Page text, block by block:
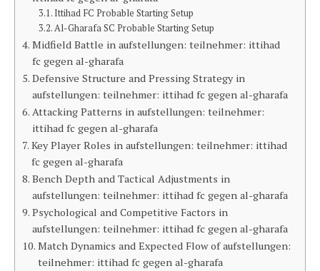
Ittihad FC Probable Starting Setup
Al-Gharafa SC Probable Starting Setup
Midfield Battle in aufstellungen: teilnehmer: ittihad
fc gegen al-gharafa
Defensive Structure and Pressing Strategy in
aufstellungen: teilnehmer: ittihad fc gegen al-gharafa
Attacking Patterns in aufstellungen: teilnehmer:
ittihad fc gegen al-gharafa
Key Player Roles in aufstellungen: teilnehmer: ittihad
fc gegen al-gharafa
Bench Depth and Tactical Adjustments in
aufstellungen: teilnehmer: ittihad fc gegen al-gharafa
Psychological and Competitive Factors in
aufstellungen: teilnehmer: ittihad fc gegen al-gharafa
Match Dynamics and Expected Flow of aufstellungen:
teilnehmer: ittihad fc gegen al-gharafa